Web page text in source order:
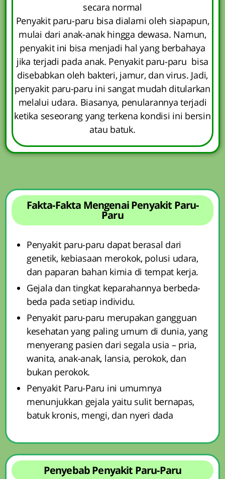
secara normal
Penyakit paru-paru bisa dialami oleh siapapun,
mulai dari anak-anak hingga dewasa. Namun,
penyakit ini bisa menjadi hal yang berbahaya
jika terjadi pada anak. Penyakit paru-paru bisa
disebabkan oleh bakteri, jamur, dan virus. Jadi,
penyakit paru-paru ini sangat mudah ditularkan
melalui udara. Biasanya, penularannya terjadi
ketika seseorang yang terkena kondisi ini bersin
atau batuk.
Fakta-Fakta Mengenai Penyakit Paru-
Paru
Penyakit paru-paru dapat berasal dari
genetik, kebiasaan merokok, polusi udara,
dan paparan bahan kimia di tempat kerja.
Gejala dan tingkat keparahannya berbeda-
beda pada setiap individu.
Penyakit paru-paru merupakan gangguan
kesehatan yang paling umum di dunia, yang
menyerang pasien dari segala usia – pria,
wanita, anak-anak, lansia, perokok, dan
bukan perokok.
Penyakit Paru-Paru ini umumnya
menunjukkan gejala yaitu sulit bernapas,
batuk kronis, mengi, dan nyeri dada
Penyebab Penyakit Paru-Paru